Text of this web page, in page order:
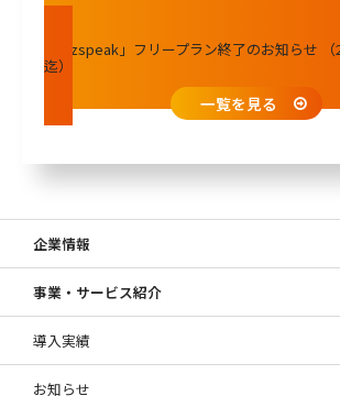
「bizspeak」フリープラン終了のお知らせ
迄）
一覧を見る
企業情報
事業・サービス紹介
導入実績
お知らせ